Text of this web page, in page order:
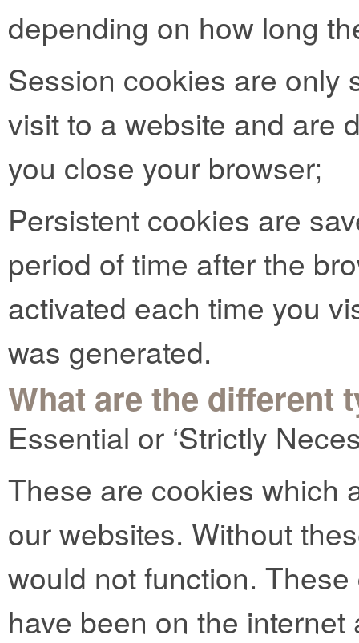
depending on how long
Session cookies are only
visit to a website and are
you close your browser;
Persistent cookies are
period of time after the
activated each time you
was generated.
What are the different
Essential or ‘Strictly
These are cookies which
our websites. Without
would not function.
have been on the